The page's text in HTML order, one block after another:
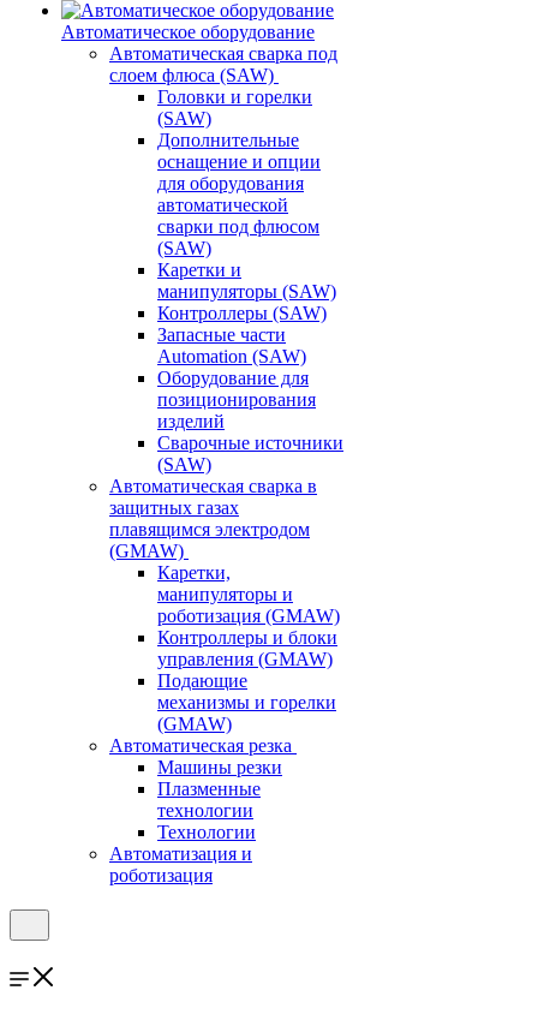
Автоматическое оборудование
Автоматическая сварка под
слоем флюса (SAW)
Головки и горелки
(SAW)
Дополнительные
оснащение и опции
для оборудования
автоматической
сварки под флюсом
(SAW)
Каретки и
манипуляторы (SAW)
Контроллеры (SAW)
Запасные части
Automation (SAW)
Оборудование для
позиционирования
изделий
Сварочные источники
(SAW)
Автоматическая сварка в
защитных газах
плавящимся электродом
(GMAW)
Каретки,
манипуляторы и
роботизация (GMAW)
Контроллеры и блоки
управления (GMAW)
Подающие
механизмы и горелки
(GMAW)
Автоматическая резка
Машины резки
Плазменные
технологии
Технологии
Автоматизация и
роботизация